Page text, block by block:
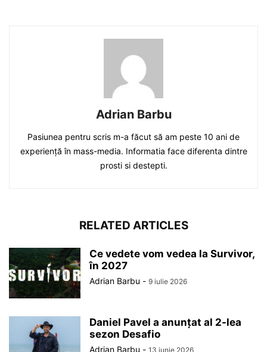
Adrian Barbu
Pasiunea pentru scris m-a făcut să am peste 10 ani de
experiență în mass-media. Informatia face diferenta dintre
prosti si destepti.
RELATED ARTICLES
Ce vedete vom vedea la Survivor,
în 2027
Adrian Barbu - 9 iulie 2026
Daniel Pavel a anunțat al 2-lea
sezon Desafio
Adrian Barbu - 13 iunie 2026